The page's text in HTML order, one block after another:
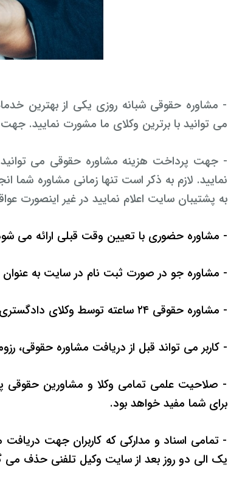
- مشاوره حقوقی شبانه روزی یکی از بهترین
می توانید با برترین وکلای ما مشورت نمایید. جهت
- جهت پرداخت هزینه مشاوره حقوقی می توانید
نمایید. لازم به ذکر است تنها زمانی مشاوره شما
به پشتیبان سایت اعلام نمایید در غیر اینصورت
- مشاوره حضوری با تعیین وقت قبلی ارائه می
- مشاوره جو در صورت ثبت نام در سایت به عنوان
- مشاوره حقوقی ۲۴ ساعته توسط وکلای دادگستری
- کاربر می تواند قبل از دریافت مشاوره حقوقی،
- صلاحیت علمی تمامی وکلا و مشاورین حقوقی
برای شما مفید خواهد بود.
- تمامی اسناد و مدارکی که کاربران جهت
یک الی دو روز بعد از سایت وکیل تلفنی حذف می